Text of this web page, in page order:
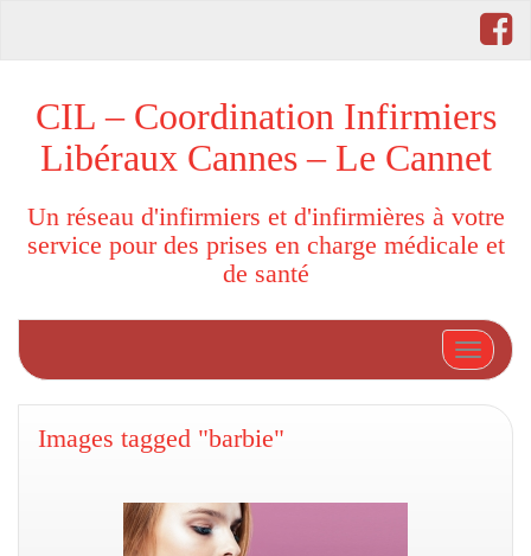
CIL – Coordination Infirmiers
Libéraux Cannes – Le Cannet
Un réseau d'infirmiers et d'infirmières à votre
service pour des prises en charge médicale et
de santé
Images tagged "barbie"